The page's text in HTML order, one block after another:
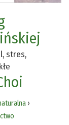
stres,
›